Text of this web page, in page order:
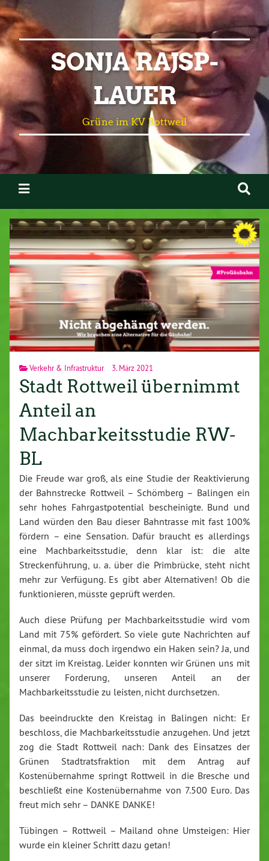
SONJA RAJSP-
LAUER
Grüne im KV Rottweil
Verkehr & Infrastruktur 3. März 2021
Stadt Rottweil übernimmt
Anteil an
Machbarkeitsstudie RW-
BL
Die Freude war groß, als eine Studie der Reaktivierung
der Bahnstrecke Rottweil – Schömberg – Balingen ein
sehr hohes Fahrgastpotential bescheinigte. Bund und
Land würden den Bau dieser Bahntrasse mit fast 100%
fördern – eine Sensation. Dafür braucht es allerdings
eine Machbarkeitsstudie, denn klar ist: die alte
Streckenführung, u. a. über die Primbrücke, steht nicht
mehr zur Verfügung. Es gibt aber Alternativen! Ob die
funktionieren, müsste geprüft werden.
Auch diese Prüfung per Machbarkeitsstudie wird vom
Land mit 75% gefördert. So viele gute Nachrichten auf
einmal, da muss doch irgendwo ein Haken sein? Ja, und
der sitzt im Kreistag. Leider konnten wir Grünen uns mit
unserer Forderung, unseren Anteil an der
Machbarkeitsstudie zu leisten, nicht durchsetzen.
Das beeindruckte den Kreistag in Balingen nicht: Er
beschloss, die Machbarkeitsstudie anzugehen. Und jetzt
zog die Stadt Rottweil nach: Dank des Einsatzes der
Grünen Stadtratsfraktion mit dem Antrag auf
Kostenübernahme springt Rottweil in die Bresche und
beschließt eine Kostenübernahme von 7.500 Euro. Das
freut mich sehr – DANKE DANKE!
Tübingen – Rottweil – Mailand ohne Umsteigen: Hier
wurde ein kleiner Schritt dazu getan!